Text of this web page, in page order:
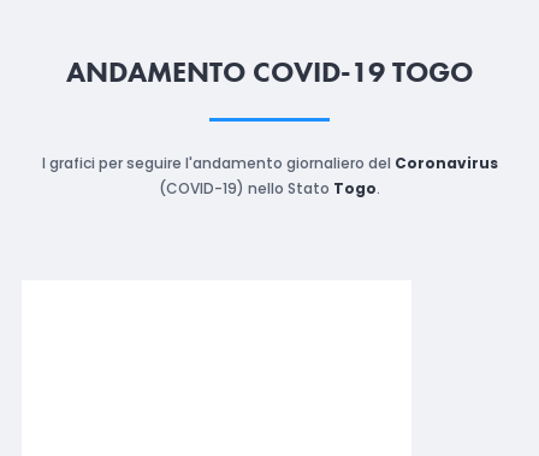
ANDAMENTO COVID-19 TOGO
I grafici per seguire l'andamento giornaliero del Coronavirus
(COVID-19) nello Stato Togo.